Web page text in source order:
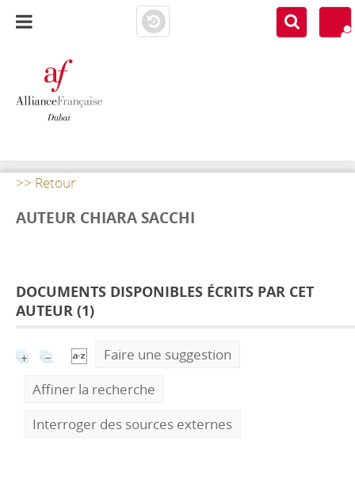
>> Retour
AUTEUR CHIARA SACCHI
DOCUMENTS DISPONIBLES ÉCRITS PAR CET
AUTEUR (1)
Faire une suggestion
Affiner la recherche
Interroger des sources externes